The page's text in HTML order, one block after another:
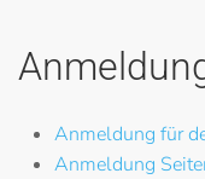
Anmeldung für
Anmeldung